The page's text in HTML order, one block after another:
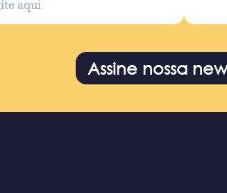
Assine nossa